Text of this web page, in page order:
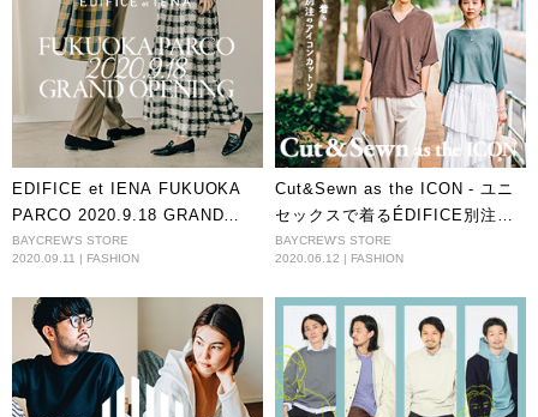
EDIFICE et IENA FUKUOKA
PARCO 2020.9.18 GRAND
OPENING
BAYCREW'S STORE
2020.09.11 | FASHION
Cut&Sewn as the ICON - ユニ
セックスで着るÉDIFICE別注の
アイコンカットソー -
BAYCREW'S STORE
2020.06.12 | FASHION